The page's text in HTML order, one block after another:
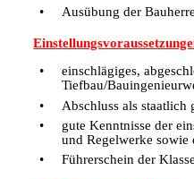
Ausübung der
einschlägiges,
Tiefbau/
Abschluss als
gute Kenntnisse der
und Regelwerke
Führerschein der